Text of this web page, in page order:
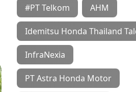
#PT Telkom AHM
Idemitsu Honda Thailand
InfraNexia
PT Astra Honda Motor